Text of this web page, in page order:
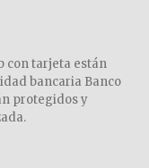
con tarjeta están
bancaria Banco
protegidos y